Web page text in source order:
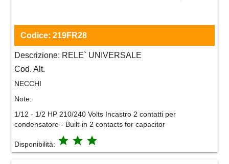
Codice: 219FR28
Descrizione: RELE` UNIVERSALE
Cod. Alt.
NECCHI
Note:
1/12 - 1/2 HP 210/240 Volts Incastro 2 contatti per
condensatore - Built-in 2 contacts for capacitor
Disponibilità: grade grade grade